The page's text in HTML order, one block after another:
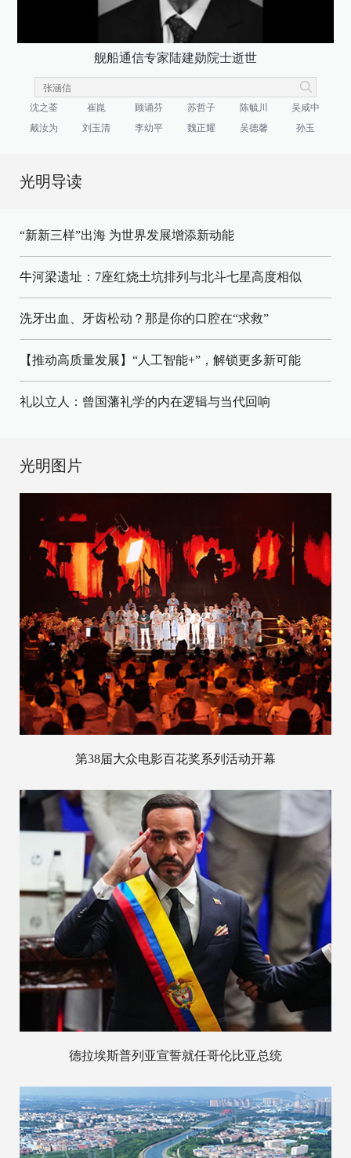
舰船通信专家陆建勋院士逝世
沈之荃 崔崑 顾诵芬 苏哲子 陈毓川
吴咸中
戴汝为
刘玉清 李幼平 魏正耀 吴德馨 孙玉
光明导读
“新新三样”出海 为世界发展增添新动能
牛河梁遗址：7座红烧土坑排列与北斗七星高度相似
洗牙出血、牙齿松动？那是你的口腔在“求救”
【推动高质量发展】“人工智能+”，解锁更多新可能
礼以立人：曾国藩礼学的内在逻辑与当代回响
光明图片
第38届大众电影百花奖系列活动开幕
德拉埃斯普列亚宣誓就任哥伦比亚总统